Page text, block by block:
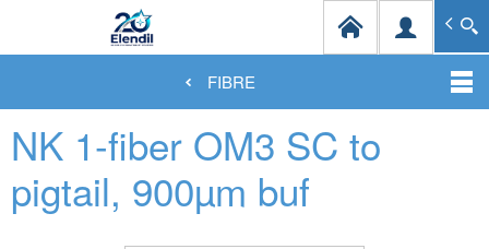
au
contenu
principal
Spécialiste en infrastructures et solutions de
FIBRE
NK 1-fiber OM3 SC to
pigtail, 900µm buf